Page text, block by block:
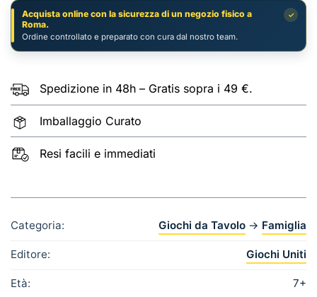
✓
Acquista online con la sicurezza di un negozio fisico a
Roma.
Ordine controllato e preparato con cura dal nostro team.
Spedizione in 48h – Gratis sopra i 49 €.
Imballaggio Curato
Resi facili e immediati
Categoria: Giochi da Tavolo → Famiglia
Editore: Giochi Uniti
Età: 7+